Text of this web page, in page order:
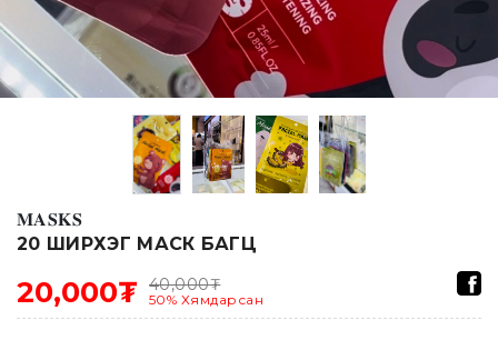
𝐌𝐀𝐒𝐊𝐒
20 ШИРХЭГ МАСК БАГЦ
20,000₮ 40,000₮
50% Хямдарсан